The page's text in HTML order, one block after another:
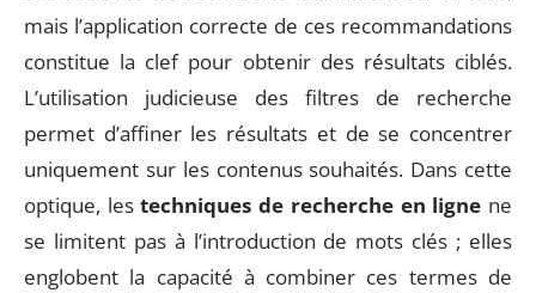
mais l’application correcte de ces recommandations
constitue la clef pour obtenir des résultats ciblés.
L’utilisation judicieuse des filtres de recherche
permet d’affiner les résultats et de se concentrer
uniquement sur les contenus souhaités. Dans cette
optique, lestechniques de recherche en ligne ne
se limitent pas à l’introduction de mots clés ; elles
englobent la capacité à combiner ces termes de